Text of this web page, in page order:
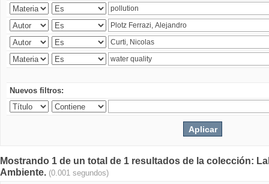
Nuevos filtros:
Mostrando 1 de un total de 1 resultados de la colección:
Ambiente. (0.001 segundos)